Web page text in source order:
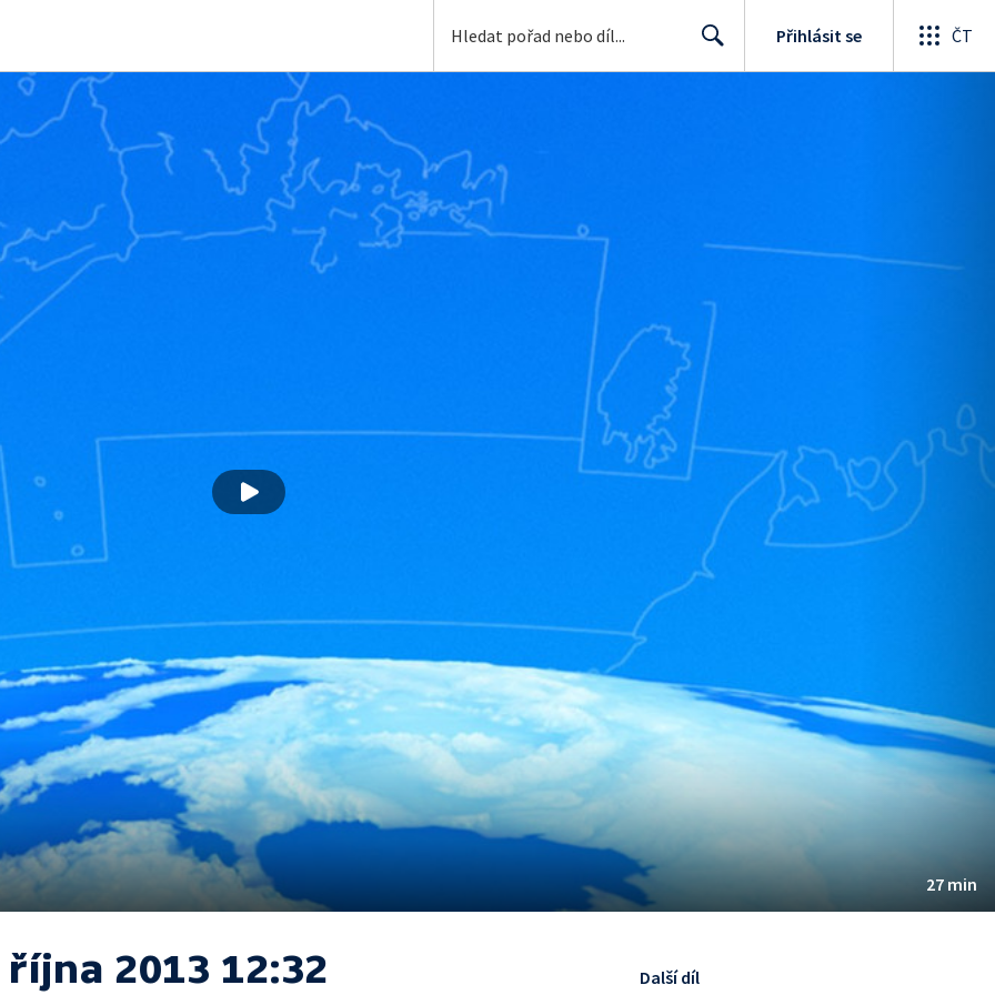
Přihlásit se ČT
27 min
října 2013 12:32 Další díl